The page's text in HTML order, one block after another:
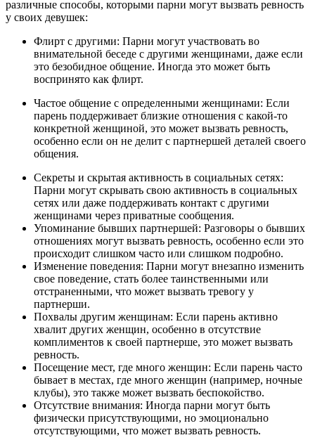
различные способы, которыми парни могут вызвать ревность
у своих девушек:
Флирт с другими: Парни могут участвовать во
внимательной беседе с другими женщинами, даже если
это безобидное общение. Иногда это может быть
воспринято как флирт.
Частое общение с определенными женщинами: Если
парень поддерживает близкие отношения с какой-то
конкретной женщиной, это может вызвать ревность,
особенно если он не делит с партнершей деталей своего
общения.
Секреты и скрытая активность в социальных сетях:
Парни могут скрывать свою активность в социальных
сетях или даже поддерживать контакт с другими
женщинами через приватные сообщения.
Упоминание бывших партнершей: Разговоры о бывших
отношениях могут вызвать ревность, особенно если это
происходит слишком часто или слишком подробно.
Изменение поведения: Парни могут внезапно изменить
свое поведение, стать более таинственными или
отстраненными, что может вызвать тревогу у
партнерши.
Похвалы другим женщинам: Если парень активно
хвалит других женщин, особенно в отсутствие
комплиментов к своей партнерше, это может вызвать
ревность.
Посещение мест, где много женщин: Если парень часто
бывает в местах, где много женщин (например, ночные
клубы), это также может вызвать беспокойство.
Отсутствие внимания: Иногда парни могут быть
физически присутствующими, но эмоционально
отсутствующими, что может вызвать ревность.